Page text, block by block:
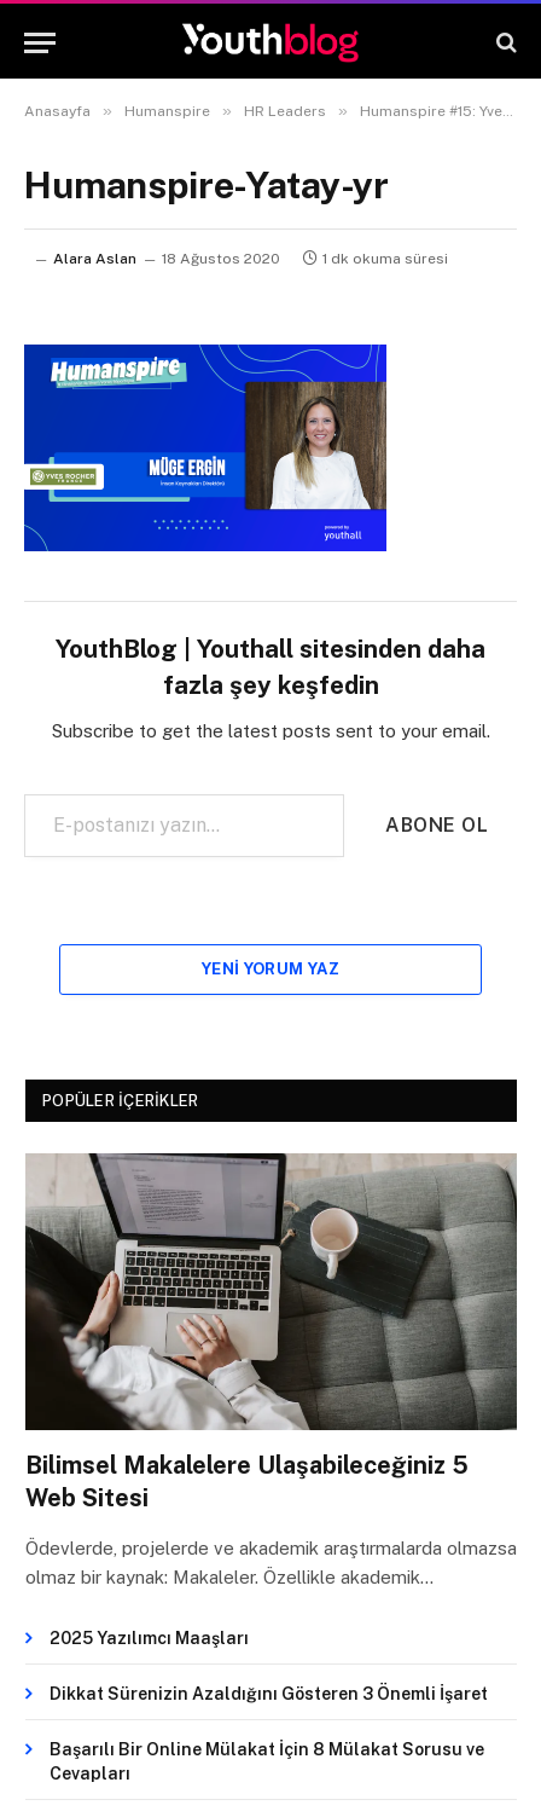
Anasayfa » Humanspire » HR Leaders » Humanspire #15: Yves Rocher Türkiye İnsan Kaynakları Direktörü Müge Ergin
Humanspire-Yatay-yr
Alara Aslan 18 Ağustos 2020 1 dk okuma süresi
YouthBlog | Youthall sitesinden daha
fazla şey keşfedin
Subscribe to get the latest posts sent to your email.
E-postanızı yazın…
ABONE OL
YENI YORUM YAZ
POPÜLER İÇERIKLER
Bilimsel Makalelere Ulaşabileceğiniz 5
Web Sitesi
Ödevlerde, projelerde ve akademik araştırmalarda olmazsa
olmaz bir kaynak: Makaleler. Özellikle akademik…
2025 Yazılımcı Maaşları
Dikkat Sürenizin Azaldığını Gösteren 3 Önemli İşaret
Başarılı Bir Online Mülakat İçin 8 Mülakat Sorusu ve
Cevapları